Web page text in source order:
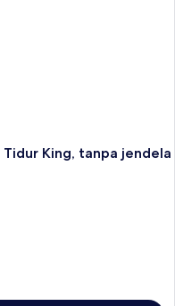
King, tanpa jendela